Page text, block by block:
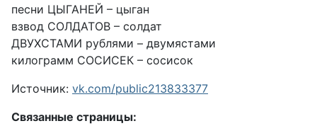
песни ЦЫГАНЕЙ – цыган
взвод СОЛДАТОВ – солдат
ДВУХСТАМИ рублями – двумястами
килограмм СОСИСЕК – сосисок
Источник: vk.com/public213833377
Связанные страницы: